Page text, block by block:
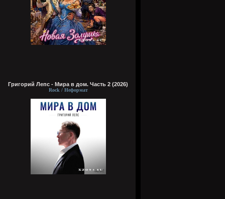
Григорий Лепс - Мира в дом. Часть 2 (2026)
Rock / Неформат